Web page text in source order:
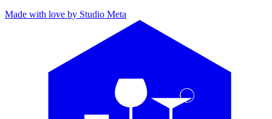
Made with love by Studio Meta